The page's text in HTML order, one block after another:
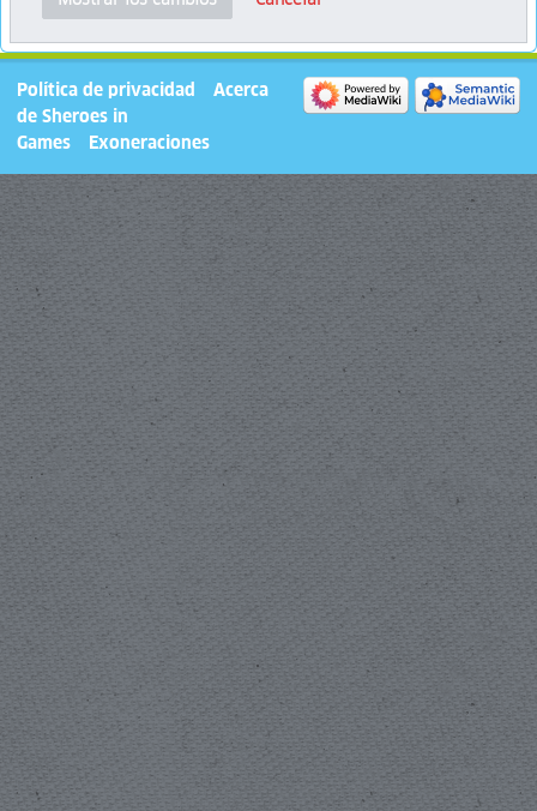
Política de privacidad
Acerca
de Sheroes in
Games
Exoneraciones